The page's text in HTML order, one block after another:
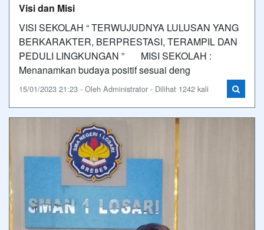
Visi dan Misi
VISI SEKOLAH “ TERWUJUDNYA LULUSAN YANG
BERKARAKTER, BERPRESTASI, TERAMPIL DAN
PEDULI LINGKUNGAN ” MISI SEKOLAH :
Menanamkan budaya positif sesuai deng
15/01/2023 21:23 - Oleh Administrator - Dilihat 1242 kali